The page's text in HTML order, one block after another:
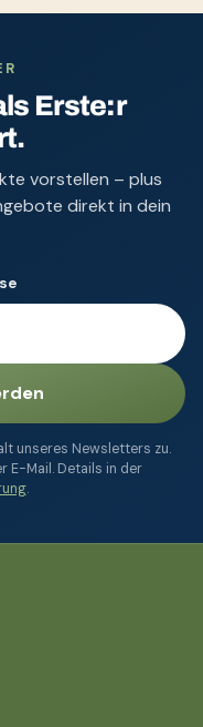
Erste:r
vorstellen – plus
direkt in dein
unseres Newsletters zu.
E-Mail. Details in der
.